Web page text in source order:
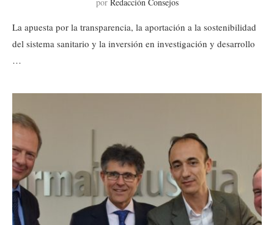
La apuesta por la transparencia, la aportación a la sostenibilidad
del sistema sanitario y la inversión en investigación y desarrollo
…